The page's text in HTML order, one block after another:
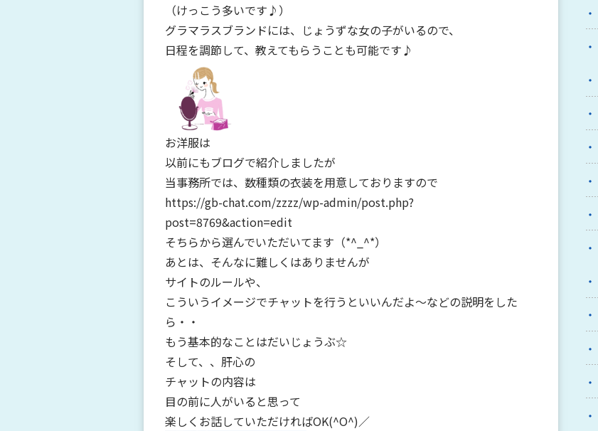
（けっこう多いです♪）
グラマラスブランドには、じょうずな女の子がいるので、
日程を調節して、教えてもらうことも可能です♪
お洋服は
以前にもブログで紹介しましたが
当事務所では、数種類の衣装を用意しておりますので
https://gb-chat.com/zzzz/wp-admin/post.php?
post=8769&action=edit
そちらから選んでいただいてます（*^_^*）
あとは、そんなに難しくはありませんが
サイトのルールや、
こういうイメージでチャットを行うといいんだよ～などの説明をした
ら・・
もう基本的なことはだいじょうぶ☆
そして、、肝心の
チャットの内容は
目の前に人がいると思って
楽しくお話していただければOK(^O^)／